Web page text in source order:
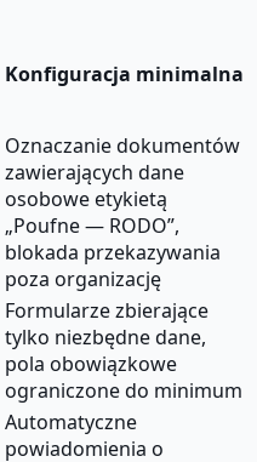
Konfiguracja minimalna
Oznaczanie dokumentów
zawierających dane
osobowe etykietą
„Poufne — RODO”,
blokada przekazywania
poza organizację
Formularze zbierające
tylko niezbędne dane,
pola obowiązkowe
ograniczone do minimum
Automatyczne
powiadomienia o